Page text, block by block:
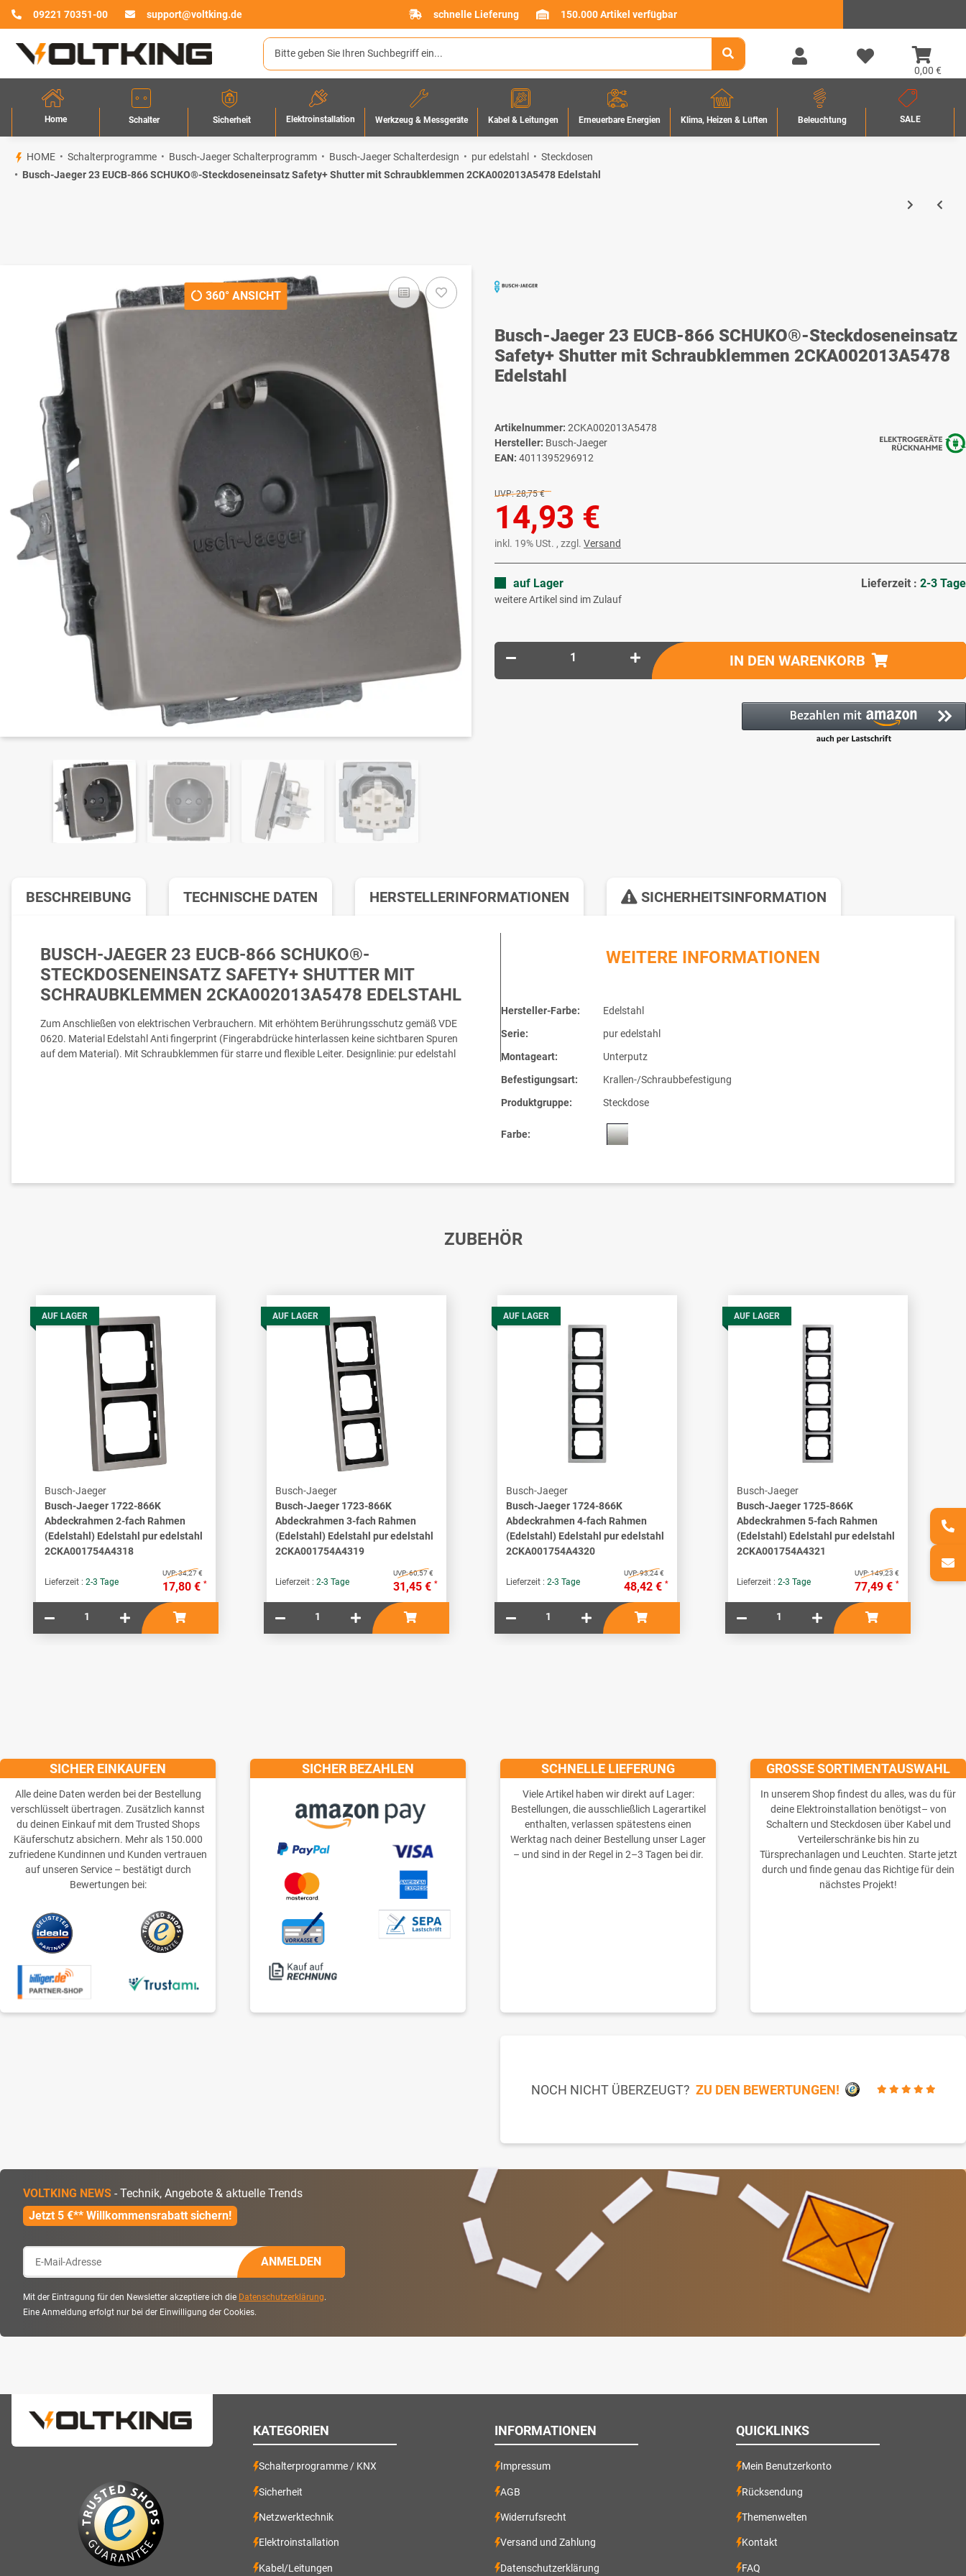
09221 70351-00 support@voltking.de schnelle Lieferung 150.000 Artikel verfügbar
0,00 €
Home Schalter Sicherheit Elektroinstallation Werkzeug & Messgeräte Kabel & Leitungen Erneuerbare Energien Klima, Heizen & Lüften Beleuchtung SALE
HOME Schalterprogramme Busch-Jaeger Schalterprogramm Busch-Jaeger Schalterdesign pur edelstahl
Steckdosen
Busch-Jaeger 23 EUCB-866 SCHUKO®-Steckdoseneinsatz Safety+ Shutter mit Schraubklemmen 2CKA002013A5478 Edelstahl
360° ANSICHT
Busch-Jaeger 23 EUCB-866 SCHUKO®-Steckdoseneinsatz
Safety+ Shutter mit Schraubklemmen 2CKA002013A5478
Edelstahl
Artikelnummer: 2CKA002013A5478
Hersteller: Busch-Jaeger
EAN: 4011395296912
UVP: 28,75 €
14,93 €
inkl. 19% USt. , zzgl. Versand
auf Lager Lieferzeit : 2-3 Tage
weitere Artikel sind im Zulauf
IN DEN WARENKORB
BESCHREIBUNG TECHNISCHE DATEN HERSTELLERINFORMATIONEN SICHERHEITSINFORMATION
BUSCH-JAEGER 23 EUCB-866 SCHUKO®-
STECKDOSENEINSATZ SAFETY+ SHUTTER MIT
SCHRAUBKLEMMEN 2CKA002013A5478 EDELSTAHL
Zum Anschließen von elektrischen Verbrauchern. Mit erhöhtem Berührungsschutz gemäß VDE
0620. Material Edelstahl Anti fingerprint (Fingerabdrücke hinterlassen keine sichtbaren Spuren
auf dem Material). Mit Schraubklemmen für starre und flexible Leiter. Designlinie: pur edelstahl
WEITERE INFORMATIONEN
Hersteller-Farbe:
Edelstahl
Serie:
pur edelstahl
Montageart:
Unterputz
Befestigungsart:
Krallen-/Schraubbefestigung
Produktgruppe:
Steckdose
Farbe:
ZUBEHÖR
AUF LAGER
Busch-Jaeger
Busch-Jaeger 1722-866K
Abdeckrahmen 2-fach Rahmen
(Edelstahl) Edelstahl pur edelstahl
2CKA001754A4318
Lieferzeit : 2-3 Tage
UVP:34,27 €
17,80 € *
AUF LAGER
Busch-Jaeger
Busch-Jaeger 1723-866K
Abdeckrahmen 3-fach Rahmen
(Edelstahl) Edelstahl pur edelstahl
2CKA001754A4319
Lieferzeit : 2-3 Tage
UVP:60,57 €
31,45 € *
AUF LAGER
Busch-Jaeger
Busch-Jaeger 1724-866K
Abdeckrahmen 4-fach Rahmen
(Edelstahl) Edelstahl pur edelstahl
2CKA001754A4320
Lieferzeit : 2-3 Tage
UVP:93,24 €
48,42 € *
AUF LAGER
Busch-Jaeger
Busch-Jaeger 1725-866K
Abdeckrahmen 5-fach Rahmen
(Edelstahl) Edelstahl pur edelstahl
2CKA001754A4321
Lieferzeit : 2-3 Tage
UVP:149,23 €
77,49 € *
VOLTKING NEWS - Technik, Angebote & aktuelle Trends
Jetzt 5 €** Willkommensrabatt sichern!
ANMELDEN
Mit der Eintragung für den Newsletter akzeptiere ich die Datenschutzerklärung.
Eine Anmeldung erfolgt nur bei der Einwilligung der Cookies.
SICHER EINKAUFEN
Alle deine Daten werden bei der Bestellung
verschlüsselt übertragen. Zusätzlich kannst
du deinen Einkauf mit dem Trusted Shops
Käuferschutz absichern. Mehr als 150.000
zufriedene Kundinnen und Kunden vertrauen
auf unseren Service – bestätigt durch
Bewertungen bei:
SICHER BEZAHLEN SCHNELLE LIEFERUNG
Viele Artikel haben wir direkt auf Lager:
Bestellungen, die ausschließlich Lagerartikel
enthalten, verlassen spätestens einen
Werktag nach deiner Bestellung unser Lager
– und sind in der Regel in 2–3 Tagen bei dir.
GROSSE SORTIMENTAUSWAHL
In unserem Shop findest du alles, was du für
deine Elektroinstallation benötigst– von
Schaltern und Steckdosen über Kabel und
Verteilerschränke bis hin zu
Türsprechanlagen und Leuchten. Starte jetzt
durch und finde genau das Richtige für dein
nächstes Projekt!
NOCH NICHT ÜBERZEUGT? ZU DEN BEWERTUNGEN!
KATEGORIEN
Schalterprogramme / KNX
Sicherheit
Netzwerktechnik
Elektroinstallation
Kabel/Leitungen
INFORMATIONEN
Impressum
AGB
Widerrufsrecht
Versand und Zahlung
Datenschutzerklärung
QUICKLINKS
Mein Benutzerkonto
Rücksendung
Themenwelten
Kontakt
FAQ